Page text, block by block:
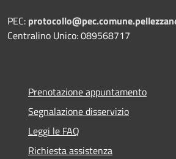
PEC:
Centralino Unico: 089568717
Prenotazione appuntamento
Segnalazione disservizio
Leggi le FAQ
Richiesta assistenza